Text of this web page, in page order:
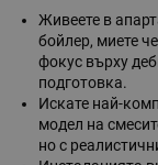
Живеете в
бойлер, миете
фокус върху
подготовка.
Искате най-
модел на
но с